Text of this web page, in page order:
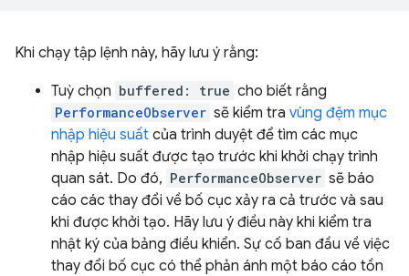
Khi chạy tập lệnh này, hãy lưu ý rằng:
Tuỳ chọn buffered: true cho biết rằng
PerformanceObserver sẽ kiểm tra vùng đệm mục
nhập hiệu suất của trình duyệt để tìm các mục
nhập hiệu suất được tạo trước khi khởi chạy trình
quan sát. Do đó, PerformanceObserver sẽ báo
cáo các thay đổi về bố cục xảy ra cả trước và sau
khi được khởi tạo. Hãy lưu ý điều này khi kiểm tra
nhật ký của bảng điều khiển. Sự cố ban đầu về việc
thay đổi bố cục có thể phản ánh một báo cáo tồn